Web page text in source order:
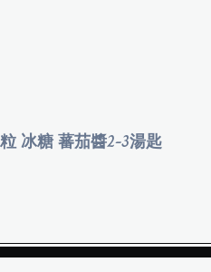
冰糖 蕃茄醬2-3湯匙